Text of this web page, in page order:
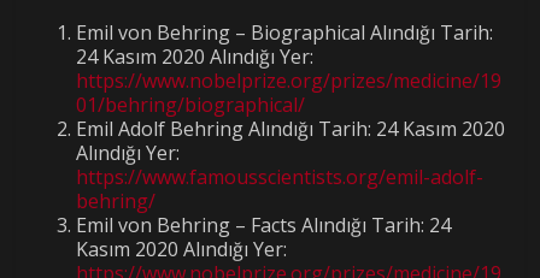
Emil von Behring – Biographical Alındığı Tarih:
24 Kasım 2020 Alındığı Yer:
https://www.nobelprize.org/prizes/medicine/19
01/behring/biographical/
Emil Adolf Behring Alındığı Tarih: 24 Kasım 2020
Alındığı Yer:
https://www.famousscientists.org/emil-adolf-
behring/
Emil von Behring – Facts Alındığı Tarih: 24
Kasım 2020 Alındığı Yer: